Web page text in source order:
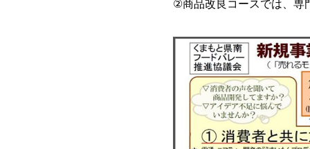
②商品改良コースでは、専